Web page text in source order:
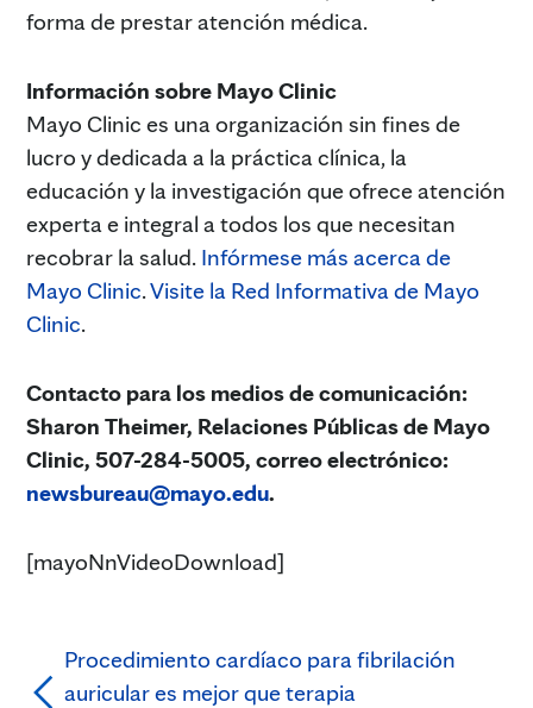
forma de prestar atención médica.
Información sobre Mayo Clinic
Mayo Clinic es una organización sin fines de
lucro y dedicada a la práctica clínica, la
educación y la investigación que ofrece atención
experta e integral a todos los que necesitan
recobrar la salud. Infórmese más acerca de
Mayo Clinic.Visite la Red Informativa de Mayo
Clinic.
Contacto para los medios de comunicación:
Sharon Theimer, Relaciones Públicas de Mayo
Clinic, 507-284-5005, correo electrónico:
newsbureau@mayo.edu.
[mayoNnVideoDownload]
Procedimiento cardíaco para fibrilación
auricular es mejor que terapia